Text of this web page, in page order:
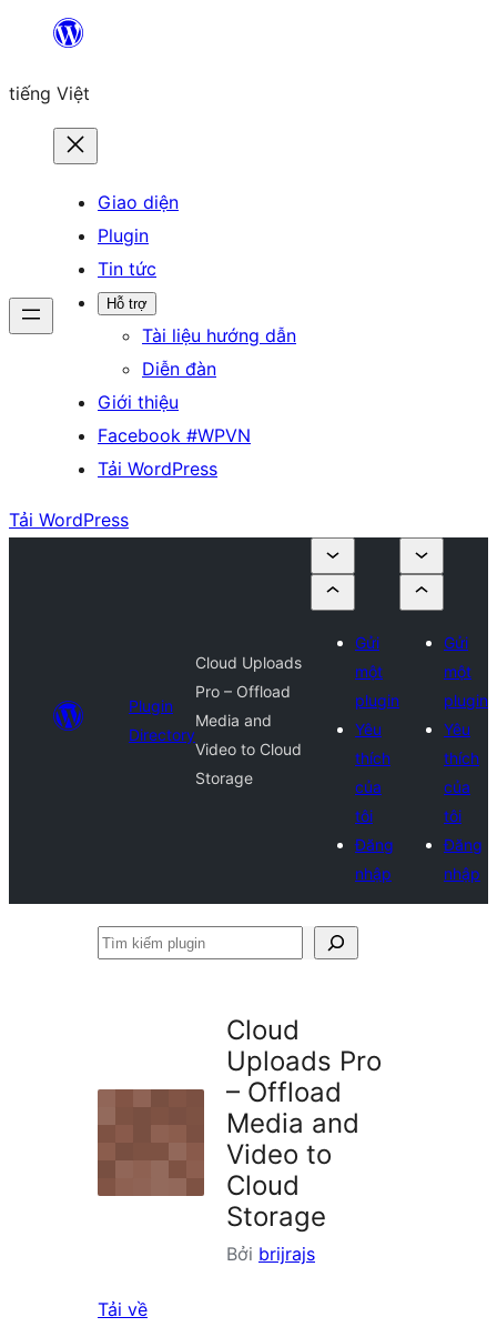
Chuyển
phần
tiếng Việt
Giao diện
Plugin
Tin tức
Hỗ trợ
Tài liệu hướng dẫn
Diễn đàn
Giới thiệu
Facebook #WPVN
Tải WordPress
Tải WordPress
Plugin
Directory
Cloud Uploads
Pro – Offload
Media and
Video to Cloud
Storage
Gửi
một
plugin
Yêu
thích
của
tôi
Đăng
nhập
Gửi
một
plugin
Yêu
thích
của
tôi
Đăng
nhập
Tìm
Cloud
Uploads Pro
– Offload
Media and
Video to
Cloud
Storage
Bởi brijrajs
Tải về